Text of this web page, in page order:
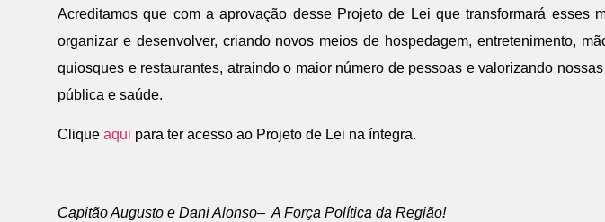
Acreditamos que com a aprovação desse Projeto de Lei que transformará
organizar e desenvolver, criando novos meios de hospedagem, entretenimento,
quiosques e restaurantes, atraindo o maior número de pessoas e valorizando
pública e saúde.
Clique aqui para ter acesso ao Projeto de Lei na íntegra.
Capitão Augusto e Dani Alonso– A Força Política da Região!